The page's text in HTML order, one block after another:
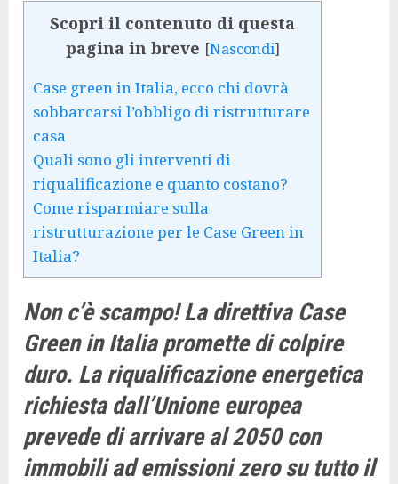
Scopri il contenuto di questa
pagina in breve [Nascondi]
Case green in Italia, ecco chi dovrà
sobbarcarsi l’obbligo di ristrutturare
casa
Quali sono gli interventi di
riqualificazione e quanto costano?
Come risparmiare sulla
ristrutturazione per le Case Green in
Italia?
Non c’è scampo! La direttiva Case
Green in Italia promette di colpire
duro. La riqualificazione energetica
richiesta dall’Unione europea
prevede di arrivare al 2050 con
immobili ad emissioni zero su tutto il